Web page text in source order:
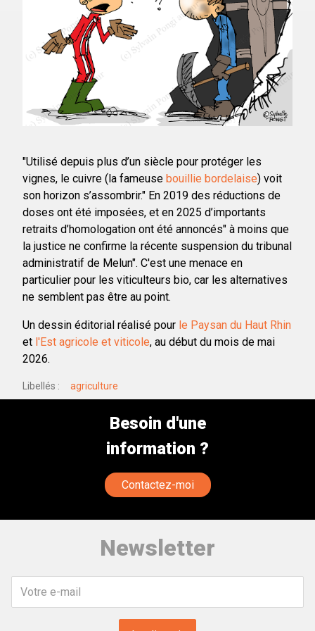
"Utilisé depuis plus d’un siècle pour protéger les
vignes, le cuivre (la fameuse bouillie bordelaise) voit
son horizon s’assombrir." En 2019 des réductions de
doses ont été imposées, et en 2025 d’importants
retraits d’homologation ont été annoncés" à moins que
la justice ne confirme la récente suspension du tribunal
administratif de Melun". C'est une menace en
particulier pour les viticulteurs bio, car les alternatives
ne semblent pas être au point.
Un dessin éditorial réalisé pour le Paysan du Haut Rhin
et l'Est agricole et viticole, au début du mois de mai
2026.
Libellés agriculture
Besoin d'une
information ?
Contactez-moi
Newsletter